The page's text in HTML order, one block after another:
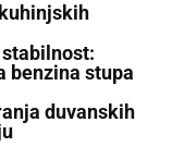
benzina stupa
duvanskih